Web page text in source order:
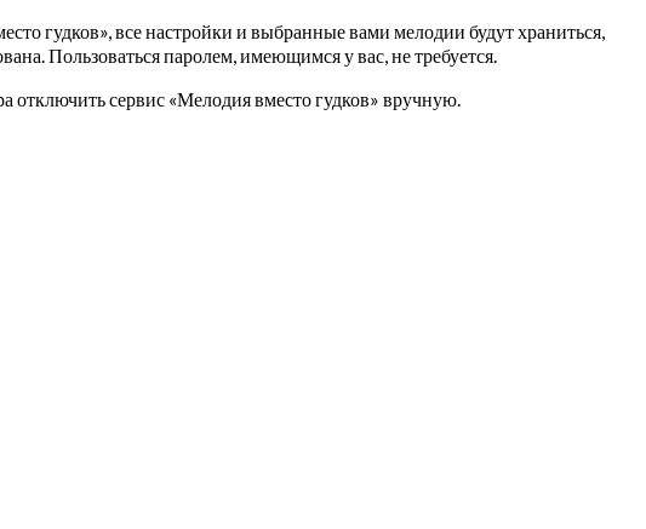
гудков», все настройки и выбранные вами мелодии будут храниться,
Пользоваться паролем, имеющимся у вас, не требуется.
отключить сервис «Мелодия вместо гудков» вручную.